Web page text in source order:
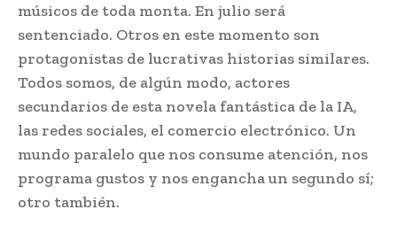
músicos de toda monta. En julio será
sentenciado. Otros en este momento son
protagonistas de lucrativas historias similares.
Todos somos, de algún modo, actores
secundarios de esta novela fantástica de la IA,
las redes sociales, el comercio electrónico. Un
mundo paralelo que nos consume atención, nos
programa gustos y nos engancha un segundo sí;
otro también.